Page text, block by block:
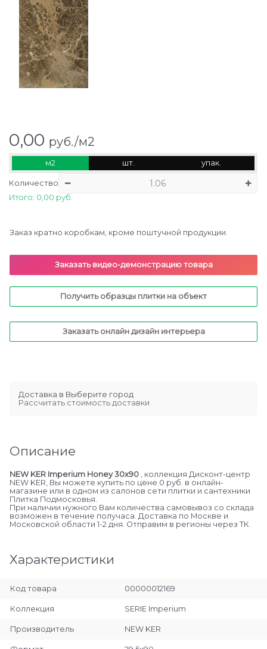
0,00 руб./м2
м2 шт. упак.
Количество
Итого: 0,00 руб.
Заказ кратно коробкам, кроме поштучной продукции.
Заказать видео-демонстрацию товара
Получить образцы плитки на объект
Заказать онлайн дизайн интерьера
Доставка в Выберите город
Рассчитать стоимость доставки
Описание
NEW KER Imperium Honey 30x90 , коллекция Дисконт-центр
NEW KER, Вы можете купить по цене 0 руб. в онлайн-
магазине или в одном из салонов сети плитки и сантехники
Плитка Подмосковья.
При наличии нужного Вам количества самовывоз со склада
возможен в течение получаса. Доставка по Москве и
Московской области 1-2 дня. Отправим в регионы через ТК.
Характеристики
Код товара 00000012169
Коллекция SERIE Imperium
Производитель NEW KER